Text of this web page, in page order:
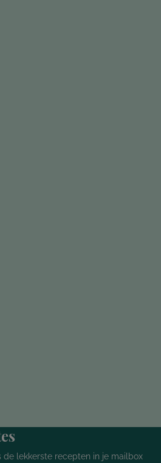
de lekkerste recepten in je mailbox